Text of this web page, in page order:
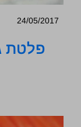
24/05/2017
פלטת